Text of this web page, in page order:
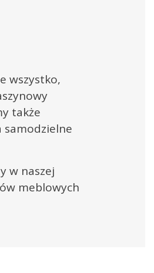
wszystko,
także
samodzielne
w naszej
meblowych